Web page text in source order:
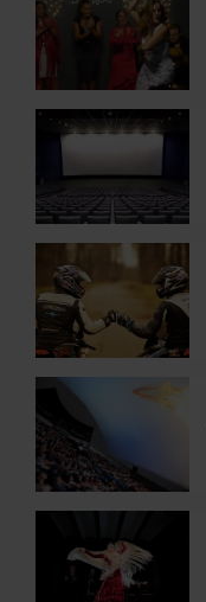
València
en
directo
Café
del
Duende
Nueva
sala
cine
IMAX
en
Heron
City
València
guiadas
en
moto
para
descubrir
València
Disfruta
de
la
cartelera
de
proyecciones
l’Hemisfèric
València
para
disfrutar